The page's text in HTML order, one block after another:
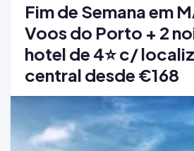
Fim de Semana em
Voos do Porto + 2
hotel de 4⭐ c/
central desde €168